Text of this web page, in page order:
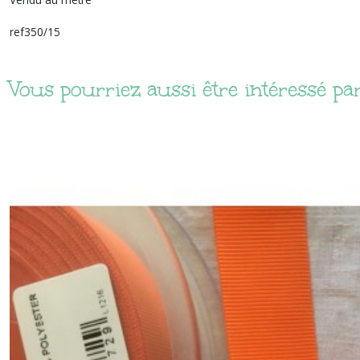
ref350/15
Vous pourriez aussi être intéressé